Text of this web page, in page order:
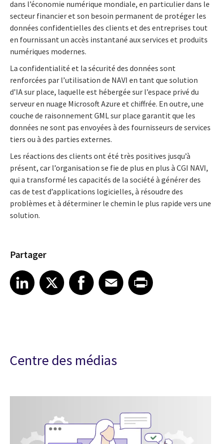
dans l’économie numérique mondiale, en particulier dans le
secteur financier et son besoin permanent de protéger les
données confidentielles des clients et des entreprises tout
en fournissant un accès instantané aux services et produits
numériques modernes.
La confidentialité et la sécurité des données sont
renforcées par l’utilisation de NAVI en tant que solution
d’IA sur place, laquelle est hébergée sur l’espace privé du
serveur en nuage Microsoft Azure et chiffrée. En outre, une
couche de raisonnement GML sur place garantit que les
données ne sont pas envoyées à des fournisseurs de services
tiers ou à des parties externes.
Les réactions des clients ont été très positives jusqu’à
présent, car l’organisation se fie de plus en plus à CGI NAVI,
qui a transformé les capacités de la société à générer des
cas de test d’applications logicielles, à résoudre des
problèmes et à déterminer le chemin le plus rapide vers une
solution.
Partager
Share article on LinkedIn
LinkedIn
Share article on XShare article on Facebook
Facebook
Share article on Email
EmailShare article on Print
Centre des médias